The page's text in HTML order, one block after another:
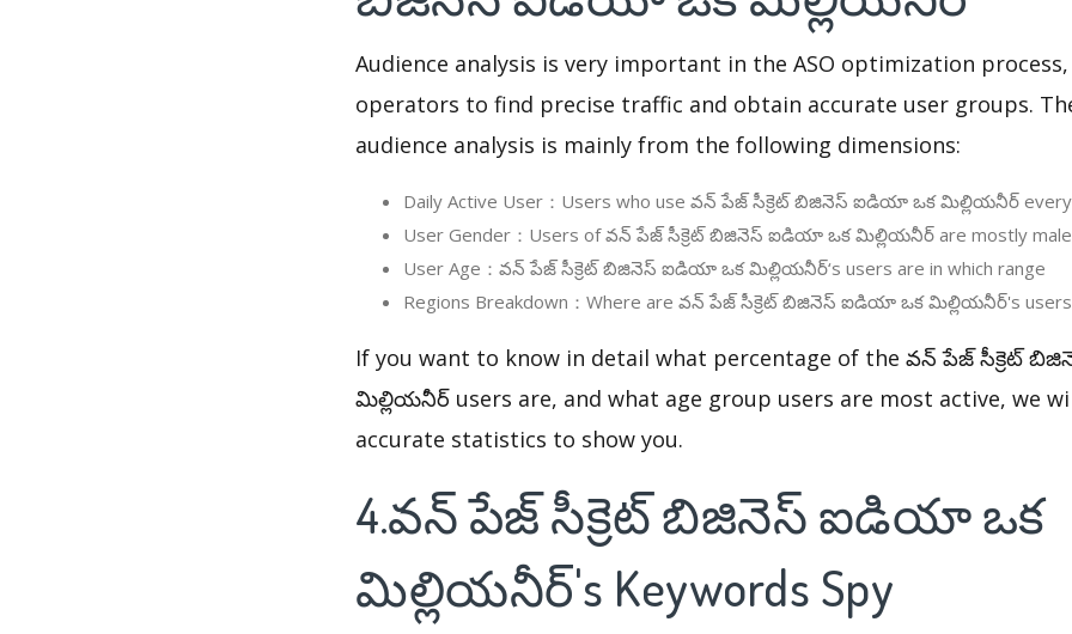
Audience analysis is very important in the ASO optimization
operators to find precise traffic and obtain accurate user groups.
audience analysis is mainly from the following dimensions:
Daily Active User：Users who use వన్ పేజ్ సీక్రెట్ బిజినెస్ ఐడియా ఒక మిల్లియనీర్
User Gender：Users of వన్ పేజ్ సీక్రెట్ బిజినెస్ ఐడియా ఒక మిల్లియనీర్ are mostly male
User Age：వన్ పేజ్ సీక్రెట్ బిజినెస్ ఐడియా ఒక మిల్లియనీర్‘s users are in which range
Regions Breakdown：Where are వన్ పేజ్ సీక్రెట్ బిజినెస్ ఐడియా ఒక మిల్లియనీర్'s
If you want to know in detail what percentage of the వన్ పేజ్ సీక్రెట్
మిల్లియనీర్ users are, and what age group users are most active, we
accurate statistics to show you.
4.వన్ పేజ్ సీక్రెట్ బిజినెస్ ఐడియా ఒక
మిల్లియనీర్'s Keywords Spy